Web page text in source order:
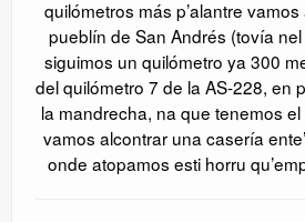
quilómetros más p’alantre
pueblín de San Andrés (tovía nel
siguimos un quilómetro ya 300
del quilómetro 7 de la AS-228, en
la mandrecha, na que tenemos
vamos alcontrar una casería
onde atopamos esti horru